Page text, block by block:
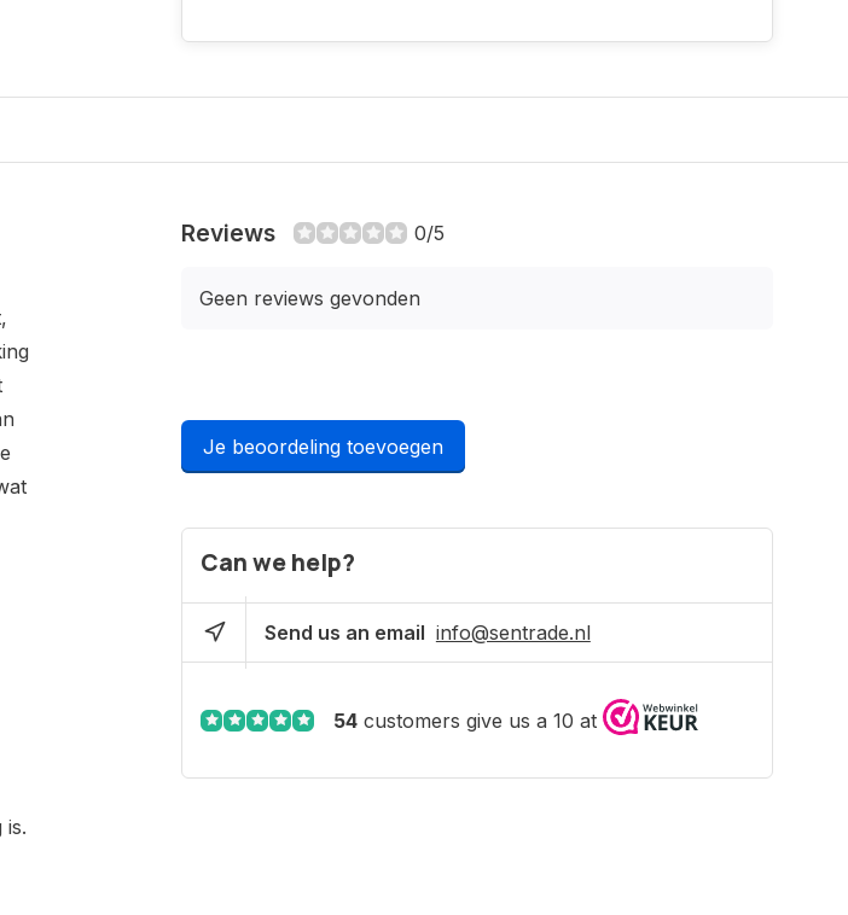
is.
Reviews 0/5
Geen reviews gevonden
Je beoordeling toevoegen
Can we help?
Send us an email info@sentrade.nl
54 customers give us a 10 at